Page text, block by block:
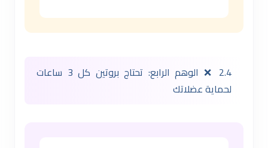
2.4 ❌ الوهم الرابع: تحتاج بروتين كل 3 ساعات
لحماية عضلاتك